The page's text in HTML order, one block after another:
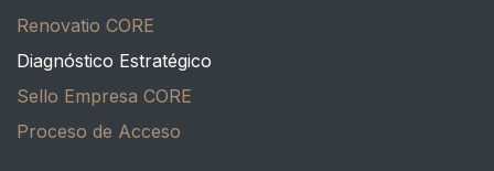
Renovatio CORE
Diagnóstico Estratégico
Sello Empresa CORE
Proceso de Acceso